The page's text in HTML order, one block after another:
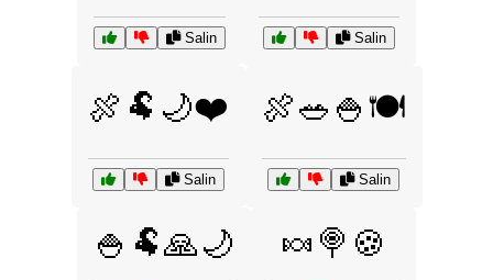
Salin Salin
🍖🐏🌙❤️
Salin
🍖🥗🍚🍽️
Salin
🍚🐏🙏🌙 🍬🍭🍪